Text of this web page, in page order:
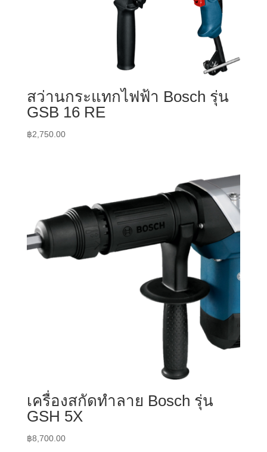
สว่านกระแทกไฟฟ้า Bosch รุ่น
GSB 16 RE
฿2,750.00
เครื่องสกัดทำลาย Bosch รุ่น
GSH 5X
฿8,700.00